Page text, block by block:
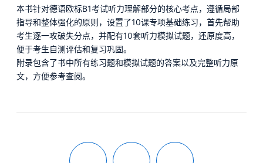
本书针对德语欧标B1考试听力理解部分的核心考点，遵循局部
指导和整体强化的原则，设置了10课专项基础练习，首先帮助
考生逐一攻破失分点，并配有10套听力模拟试题，还原度高，
便于考生自测评估和复习巩固。
附录包含了书中所有练习题和模拟试题的答案以及完整听力原
文，方便参考查阅。